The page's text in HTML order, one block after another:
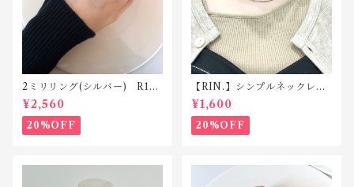
2ミリリング(シルバー) R118
silver925
¥2,560
20%OFF
【RIN.】シンプルネックレス
Ｎ001
¥1,600
20%OFF